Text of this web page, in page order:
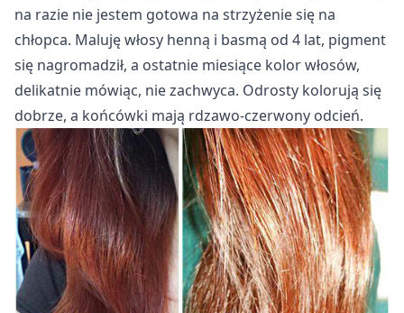
na razie nie jestem gotowa na strzyżenie się na
chłopca. Maluję włosy henną i basmą od 4 lat, pigment
się nagromadził, a ostatnie miesiące kolor włosów,
delikatnie mówiąc, nie zachwyca. Odrosty kolorują się
dobrze, a końcówki mają rdzawo-czerwony odcień.